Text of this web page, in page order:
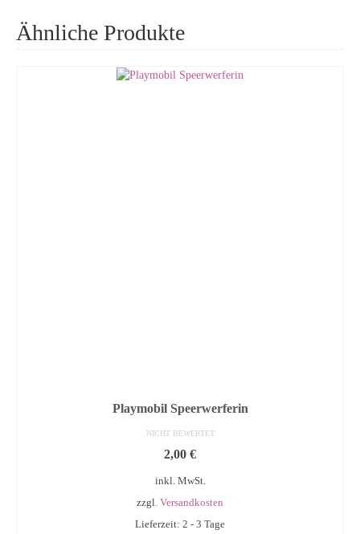
Ähnliche Produkte
Playmobil Speerwerferin
NICHT BEWERTET
2,00 €
inkl. MwSt.
zzgl. Versandkosten
Lieferzeit: 2 - 3 Tage